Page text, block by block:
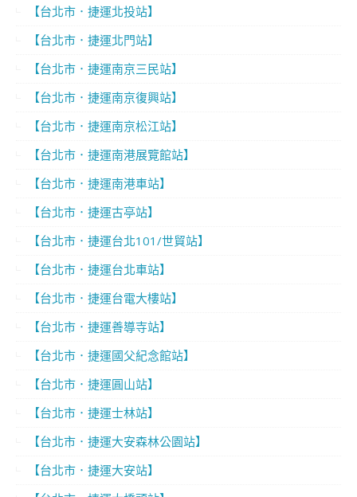
【台北市．捷運北投站】
【台北市．捷運北門站】
【台北市．捷運南京三民站】
【台北市．捷運南京復興站】
【台北市．捷運南京松江站】
【台北市．捷運南港展覽館站】
【台北市．捷運南港車站】
【台北市．捷運古亭站】
【台北市．捷運台北101/世貿站】
【台北市．捷運台北車站】
【台北市．捷運台電大樓站】
【台北市．捷運善導寺站】
【台北市．捷運國父紀念館站】
【台北市．捷運圓山站】
【台北市．捷運士林站】
【台北市．捷運大安森林公園站】
【台北市．捷運大安站】